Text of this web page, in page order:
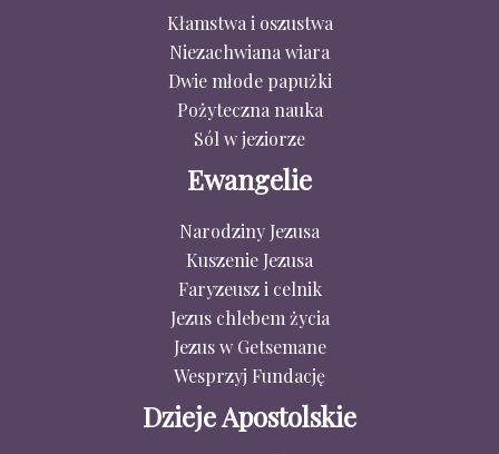
Kłamstwa i oszustwa
Niezachwiana wiara
Dwie młode papużki
Pożyteczna nauka
Sól w jeziorze
Ewangelie
Narodziny Jezusa
Kuszenie Jezusa
Faryzeusz i celnik
Jezus chlebem życia
Jezus w Getsemane
Wesprzyj Fundację
Dzieje Apostolskie